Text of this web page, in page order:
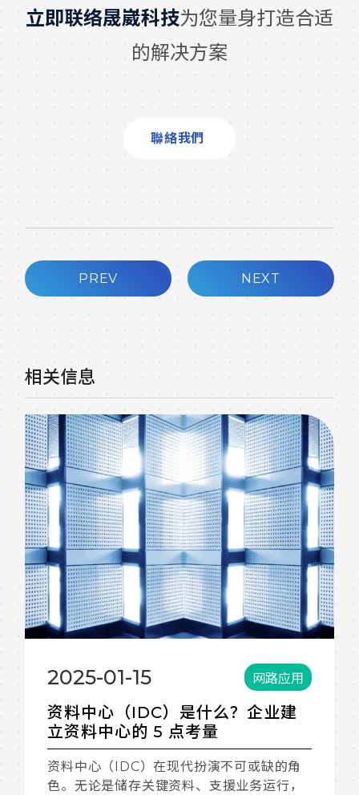
立即联络晟崴科技为您量身打造合适
的解决方案
聯絡我們
PREV NEXT
相关信息
2024-12-31 网路应用
Log 档是什么？有哪些种类？ Log
档管理挑战介绍
Log 档记录活动和事件，以协助监控系统运
作、侦测问题和进行根本原因分析，甚至提